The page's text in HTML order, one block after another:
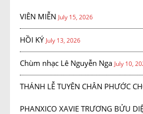
VIÊN MIỄN July 15, 2026
HỒI KÝ July 13, 2026
Chùm nhạc Lê Nguyễn Nga July 10,
THÁNH LỄ TUYÊN CHÂN PHƯỚC
PHANXICO XAVIE TRƯƠNG BỬU